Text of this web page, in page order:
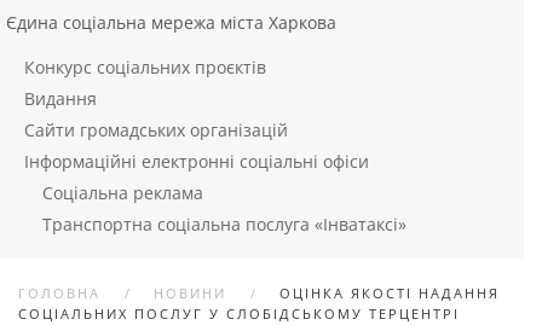
Єдина соціальна мережа міста Харкова
Конкурс соціальних проєктів
Видання
Сайти громадських організацій
Інформаційні електронні соціальні офіси
Соціальна реклама
Транспортна соціальна послуга «Інватаксі»
ГОЛОВНА НОВИНИ
ОЦІНКА ЯКОСТІ НАДАННЯ
СОЦІАЛЬНИХ ПОСЛУГ У СЛОБІДСЬКОМУ ТЕРЦЕНТРІ